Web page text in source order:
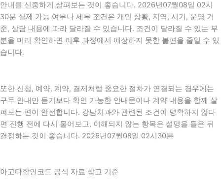
안내를 신중하게 살펴보는 것이 좋습니다. 2026년07월08일 02시
30분 실제 가능 여부나 세부 조건은 개인 상황, 지역, 시기, 운영 기
준, 상담 내용에 따라 달라질 수 있습니다. 조건이 달라질 수 있는 부
분을 미리 확인하면 이후 과정에서 예상하지 못한 불편을 줄일 수 있
습니다.
또한 신청, 예약, 계약, 결제처럼 중요한 절차가 연결되는 경우에는
구두 안내만 듣기보다 확인 가능한 안내문이나 계약 내용을 함께 살
펴보는 편이 안전합니다. 강남치과와 관련된 조건이 명확하지 않다
면 진행 전에 다시 물어보고, 이해되지 않는 항목은 설명을 들은 뒤
결정하는 것이 좋습니다. 2026년07월08일 02시30분
아고다할인코드 공식 자료 참고 기준